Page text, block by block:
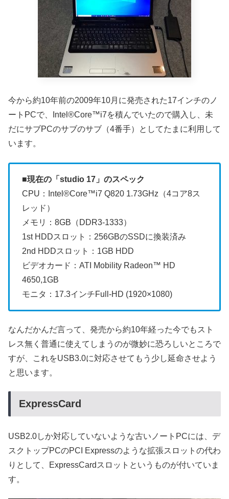
今から約10年前の2009年10月に発売された17インチのノ
ートPCで、Intel®Core™i7を積んでいたので購入し、未
だにサブPCのサブのサブ（4番手）としてたまに利用して
います。
■現在の「studio 17」のスペック
CPU：Intel®Core™i7 Q820 1.73GHz（4コア8ス
レッド）
メモリ：8GB（DDR3-1333）
1st HDDスロット：256GBのSSDに換装済み
2nd HDDスロット：1GB HDD
ビデオカード：ATI Mobility Radeon™ HD
4650,1GB
モニタ：17.3インチFull-HD (1920×1080)
なんだかんだ言って、発売から約10年経った今でもスト
レス無く普通に使えてしまうのが微妙に恐ろしいところで
すが、これをUSB3.0に対応させてもう少し延命させよう
と思います。
ExpressCard
USB2.0しか対応していないような古いノートPCには、デ
スクトップPCのPCI Expressのような拡張スロットの代わ
りとして、ExpressCardスロットというものが付いていま
す。